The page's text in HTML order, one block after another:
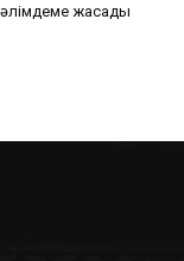
жасады